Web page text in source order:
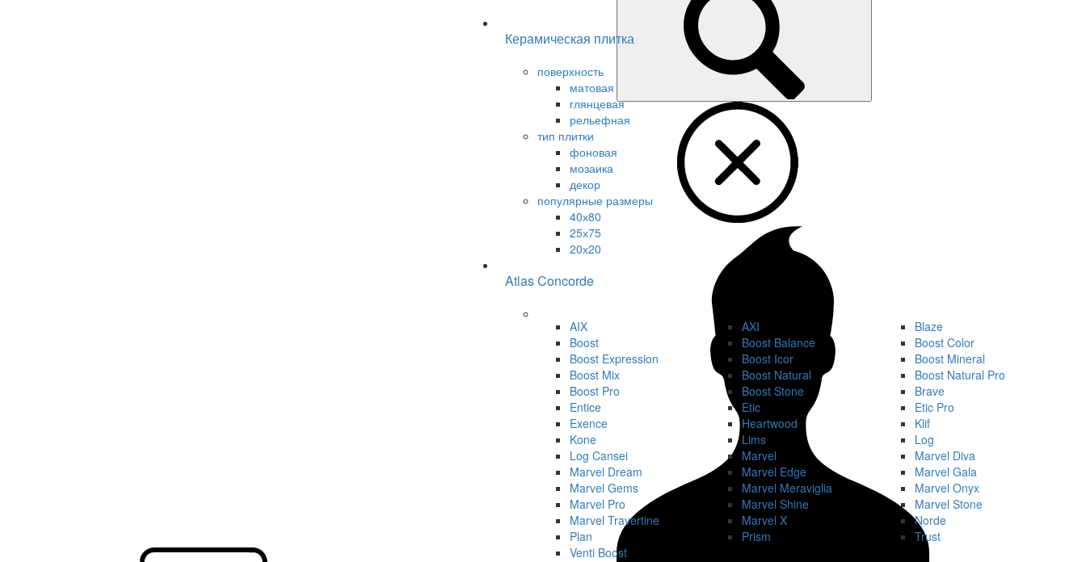
Керамическая плитка
поверхность
матовая
глянцевая
рельефная
тип плитки
фоновая
мозаика
декор
популярные размеры
40х80
25х75
20х20
Atlas Concorde
AIX
Boost
Boost Expression
Boost Mix
Boost Pro
Entice
Exence
Kone
Log Cansei
Marvel Dream
Marvel Gems
Marvel Pro
Marvel Travertine
Plan
Venti Boost
AXI
Boost Balance
Boost Icor
Boost Natural
Boost Stone
Etic
Heartwood
Lims
Marvel
Marvel Edge
Marvel Meraviglia
Marvel Shine
Marvel X
Prism
Blaze
Boost Color
Boost Mineral
Boost Natural Pro
Brave
Etic Pro
Klif
Log
Marvel Diva
Marvel Gala
Marvel Onyx
Marvel Stone
Norde
Trust